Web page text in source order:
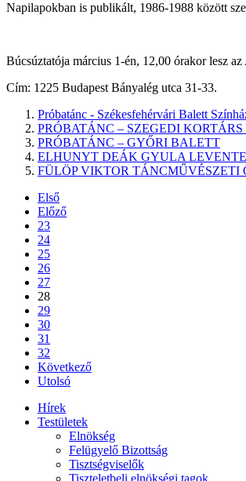
Napilapokban is publikált, 1986-1988 között
Búcsúztatója március 1-én, 12,00 órakor lesz
Cím: 1225 Budapest Bányalég utca 31-33.
Próbatánc - Székesfehérvári Balett
PRÓBATÁNC – SZEGEDI
PRÓBATÁNC – GYŐRI BALETT
ELHUNYT DEÁK GYULA
FÜLÖP VIKTOR TÁNCMŰVÉSZETI
Első
Előző
23
24
25
26
27
28
29
30
31
32
Következő
Utolsó
Hírek
Testületek
Elnökség
Felügyelő Bizottság
Tisztségviselők